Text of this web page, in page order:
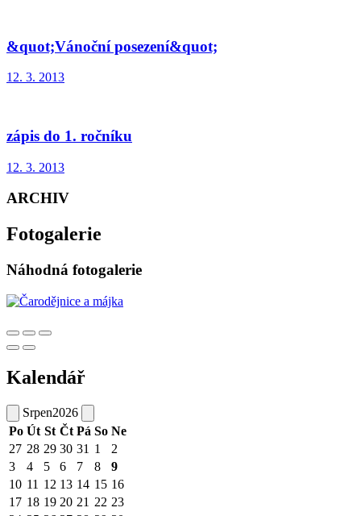
&quot;Vánoční posezení&quot;
12. 3. 2013
zápis do 1. ročníku
12. 3. 2013
ARCHIV
Fotogalerie
Náhodná fotogalerie
Kalendář
Srpen2026
Po Út St Čt Pá So Ne
27 28 29 30 31 1
2
3
4 5 6 7 8
9
10 11 12 13 14 15 16
17 18 19 20 21 22 23